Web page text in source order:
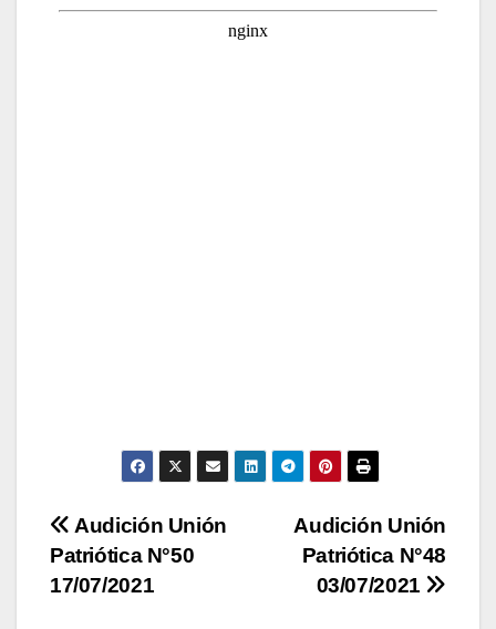
Navegación
de
Audición Unión
Patriótica N°48
03/07/2021
Audición Unión
Patriótica N°50
17/07/2021